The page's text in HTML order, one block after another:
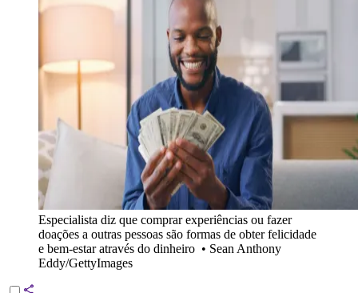
Especialista diz que comprar experiências ou fazer
doações a outras pessoas são formas de obter felicidade
e bem-estar através do dinheiro • Sean Anthony
Eddy/GettyImages